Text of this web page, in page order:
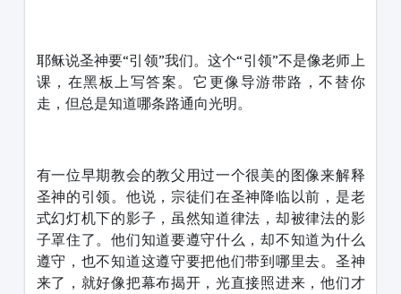
耶稣说圣神要“引领”我们。这个“引领”不是像老师上
课，在黑板上写答案。它更像导游带路，不替你
走，但总是知道哪条路通向光明。
有一位早期教会的教父用过一个很美的图像来解释
圣神的引领。他说，宗徒们在圣神降临以前，是老
式幻灯机下的影子，虽然知道律法，却被律法的影
子罩住了。他们知道要遵守什么，却不知道为什么
遵守，也不知道这遵守要把他们带到哪里去。圣神
来了，就好像把幕布揭开，光直接照进来，他们才